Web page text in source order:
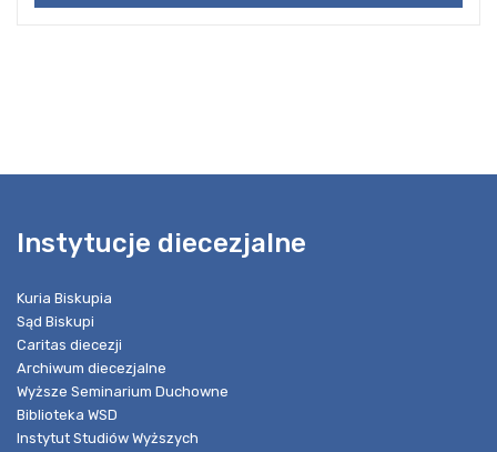
Instytucje diecezjalne
Kuria Biskupia
Sąd Biskupi
Caritas diecezji
Archiwum diecezjalne
Wyższe Seminarium Duchowne
Biblioteka WSD
Instytut Studiów Wyższych